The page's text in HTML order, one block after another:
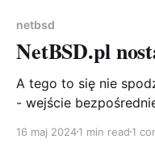
netbsd
NetBSD.pl
A tego to się nie spodziewałem. Matomo
- wejście
mi się po głowie, że
16 maj 20241 min read 1